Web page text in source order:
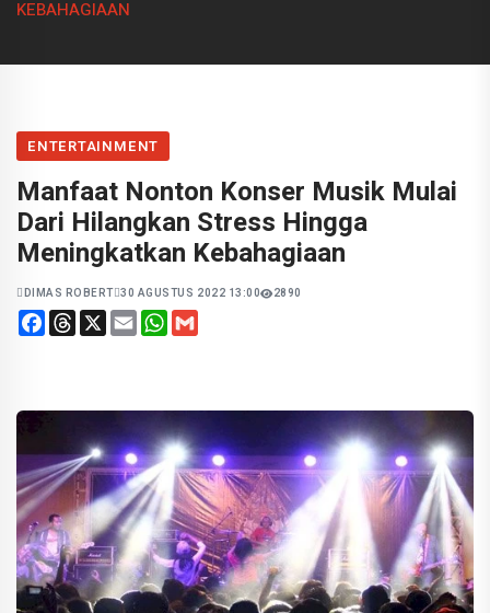
KEBAHAGIAAN
ENTERTAINMENT
Manfaat Nonton Konser Musik Mulai
Dari Hilangkan Stress Hingga
Meningkatkan Kebahagiaan
DIMAS ROBERT 30 AGUSTUS 2022 13:00 2890
Facebook
Threads
X EmailWhatsApp